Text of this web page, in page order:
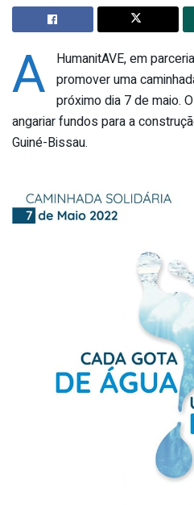
A
HumanitAVE, em
promover uma
próximo dia 7 de maio.
angariar fundos para a
Guiné-Bissau.